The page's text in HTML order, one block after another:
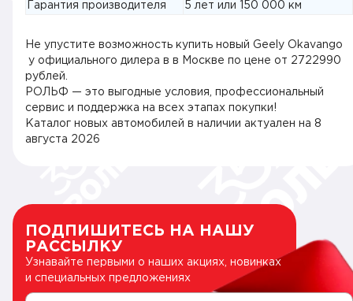
Гарантия производителя
5 лет или 150 000 км
Не упустите возможность купить новый Geely Okavango
у официального дилера в в Москве по цене от 2722990
рублей.
РОЛЬФ — это выгодные условия, профессиональный
сервис и поддержка на всех этапах покупки!
Каталог новых автомобилей в наличии актуален на 8
августа 2026
ПОДПИШИТЕСЬ НА НАШУ
РАССЫЛКУ
Узнавайте первыми о наших акциях, новинках
и специальных предложениях